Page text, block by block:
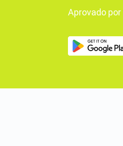
Aprovado por